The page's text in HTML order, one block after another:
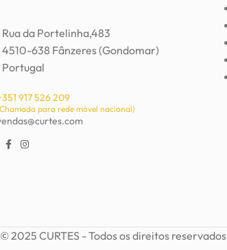
Brincos prateados às listras
6,15€3,69
Rua da Portelinha,483
4510-638 Fânzeres (Gondomar)
Portugal
917 526 209
para rede móvel nacional)
© 2025 CURTES - Todos os direitos reservados